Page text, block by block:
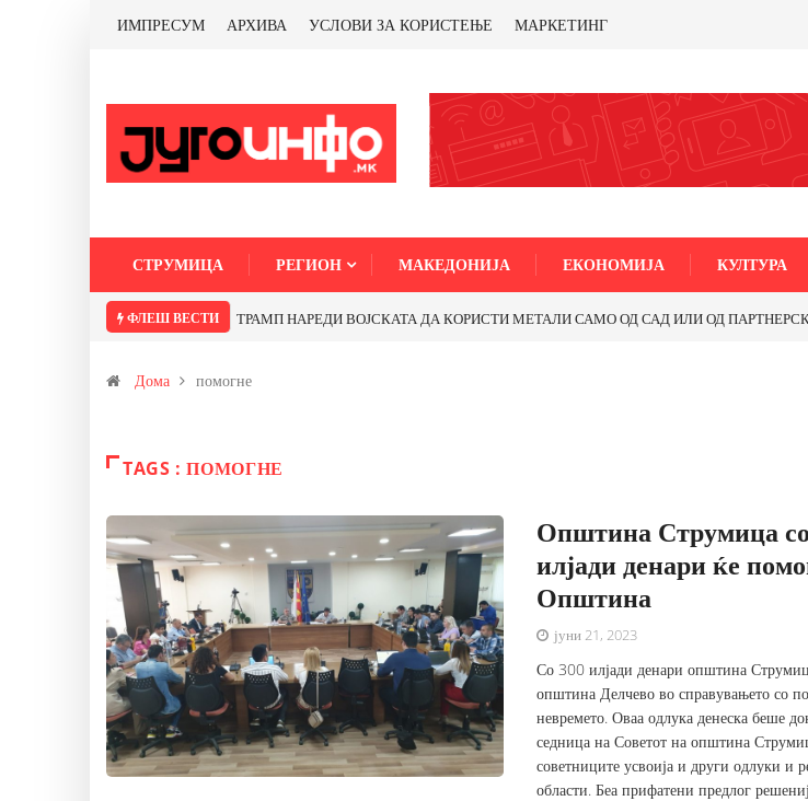
ИМПРЕСУМ АРХИВА УСЛОВИ ЗА КОРИСТЕЊЕ МАРКЕТИНГ
СТРУМИЦА РЕГИОН МАКЕДОНИЈА ЕКОНОМИЈА КУЛТУРА
ФЛЕШ ВЕСТИ ТРАМП НАРЕДИ ВОЈСКАТА ДА КОРИСТИ МЕТАЛИ САМО ОД САД ИЛИ ОД ПАРТНЕРСКИ
Дома помогне
TAGS : ПОМОГНЕ
Општина Струмица
илјади денари ќе
Општина
јуни 21, 2023
Со 300 илјади денари општина
општина Делчево во справувањето со
невремето. Оваа одлука денеска беше
седница на Советот на општина
советниците усвоија и други одлуки и
области. Беа прифатени предлог